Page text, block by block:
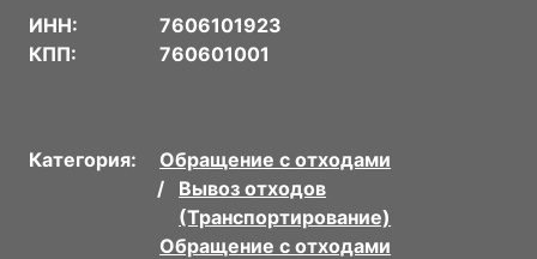
ИНН:
7606101923
КПП:
760601001
Категория:
Обращение с отходами
Вывоз отходов
(Транспортирование)
Обращение с отходами